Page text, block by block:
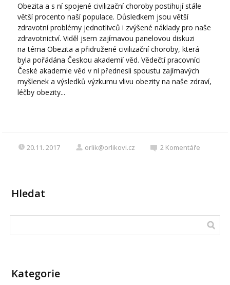
Obezita a s ní spojené civilizační choroby postihují stále
větší procento naší populace. Důsledkem jsou větší
zdravotní problémy jednotlivců i zvýšené náklady pro naše
zdravotnictví. Viděl jsem zajímavou panelovou diskuzi
na téma Obezita a přidružené civilizační choroby, která
byla pořádána Českou akademií věd. Vědečtí pracovníci
České akademie věd v ní přednesli spoustu zajímavých
myšlenek a výsledků výzkumu vlivu obezity na naše zdraví,
léčby obezity...
20.11. 2017 orlik@orlikovi.cz 2 Komentáře
Hledat
Kategorie